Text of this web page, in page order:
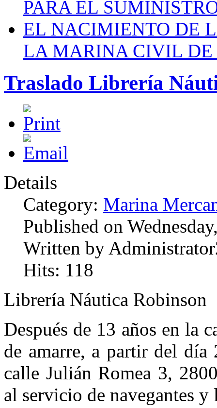
PARA EL
EL NACIMIENTO DE
LA MARINA CIVIL DE
Traslado Librería
Details
Category: Marina
Published on
Written by
Hits: 118
Librería Náutica Robinson
Después de 13 años en la
de amarre, a partir del día
calle Julián Romea 3,
al servicio de navegantes